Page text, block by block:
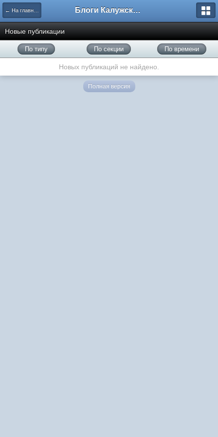
← На главную Блоги Калужского перекрестка
Новые публикации
По типу По секции По времени
Новых публикаций не найдено.
Полная версия